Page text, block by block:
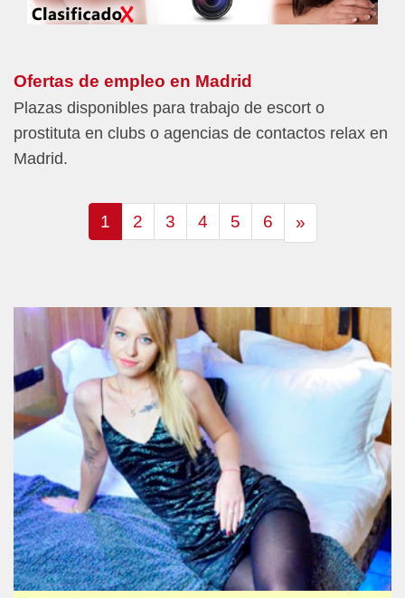
Ofertas de empleo en Madrid
Plazas disponibles para trabajo de escort o
prostituta en clubs o agencias de contactos relax en
Madrid.
1 2 3 4 5 6 »